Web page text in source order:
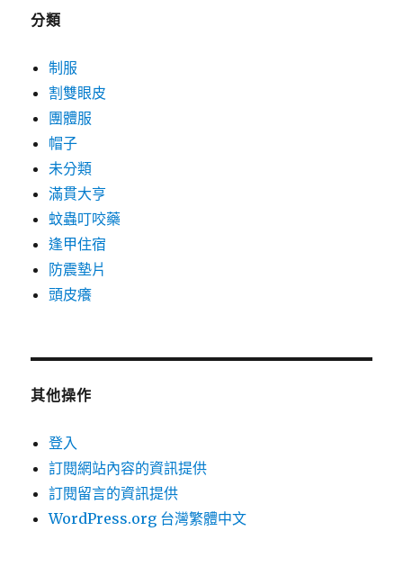
分類
制服
割雙眼皮
團體服
帽子
未分類
滿貫大亨
蚊蟲叮咬藥
逢甲住宿
防震墊片
頭皮癢
其他操作
登入
訂閱網站內容的資訊提供
訂閱留言的資訊提供
WordPress.org 台灣繁體中文